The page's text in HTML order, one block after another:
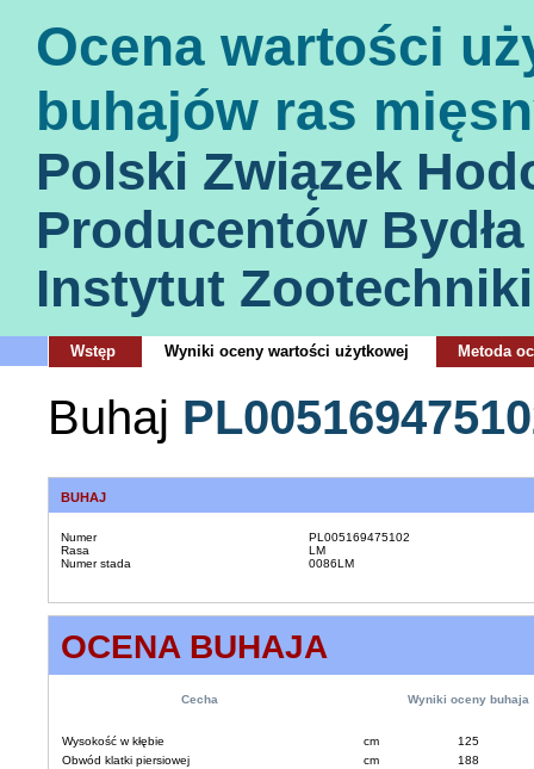
Ocena wartości
buhajów ras
Polski Związek
Producentów
Instytut
Wstęp Wyniki oceny wartości użytkowej Metoda
Buhaj
BUHAJ
Numer
PL005169475102
Rasa
LM
Numer stada
0086LM
OCENA BUHAJA
Cecha Wyniki oceny buhaja
Wysokość w kłębie cm
125
Obwód klatki piersiowej
cm
188